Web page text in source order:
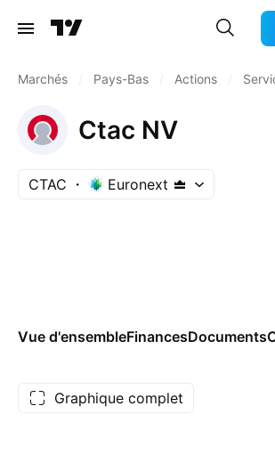
Marchés Pays-Bas Actions
Ctac NV
CTAC Euronext
Vue d'ensembleFinancesDocuments
Graphique complet